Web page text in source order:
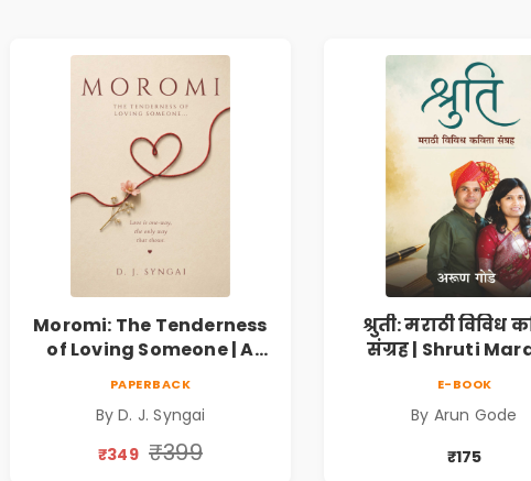
Moromi: The Tenderness
of Loving Someone | A
Love, Healing, Self-
Discovery & Emotional
PAPERBACK
By D. J. Syngai
₹349 ₹399
श्रुती: मराठी विविध
संग्रह | Shruti
देशभक्ती, प्रेम,
प्रेरणादायी मराठी
Marathi Poetry
E-BOOK
By Arun Gode
₹175